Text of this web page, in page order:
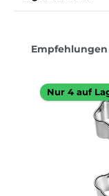
Produktgalerie
Empfehlungen
Nur 4 auf